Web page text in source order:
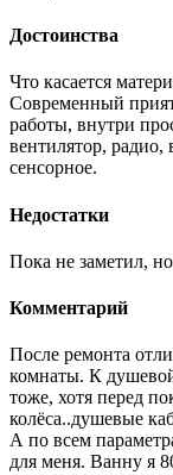
Достоинства
Что касается
Современный
работы, внутри
вентилятор,
сенсорное.
Недостатки
Пока не заметил,
Комментарий
После ремонта
комнаты. К
тоже, хотя перед
колёса..душевые
А по всем
для меня. Ванну я